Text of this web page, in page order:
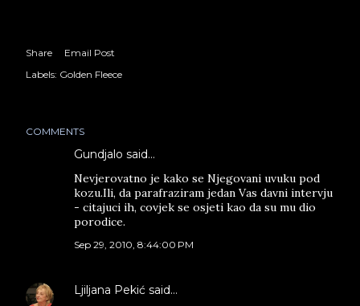
Share
Email Post
Labels: Golden Fleece
COMMENTS
Gundjalo said…
Nevjerovatno je kako se Njegovani uvuku pod
kozu.Ili, da parafraziram jedan Vas davni intervju
- citajuci ih, covjek se osjeti kao da su mu dio
porodice.
Sep 29, 2010, 8:44:00 PM
Ljiljana Pekić said…